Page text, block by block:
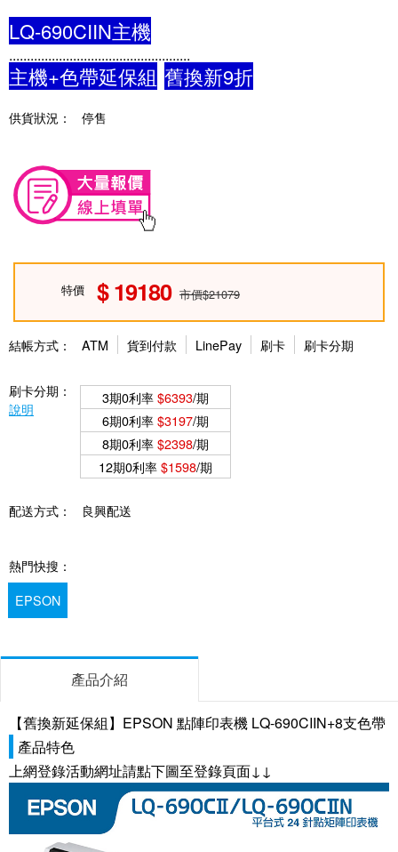
LQ-690CIIN主機
...................................................
主機+色帶延保組 舊換新9折
供貨狀況： 停售
特價 19180 市價$21079
結帳方式： ATM 貨到付款 LinePay 刷卡 刷卡分期
刷卡分期：
說明
3期0利率$6393/期
6期0利率$3197/期
8期0利率$2398/期
12期0利率$1598/期
配送方式： 良興配送
熱門快搜：
EPSON
產品介紹
【舊換新延保組】EPSON 點陣印表機 LQ-690CIIN+8支色帶
產品特色
上網登錄活動網址請點下圖至登錄頁面↓↓